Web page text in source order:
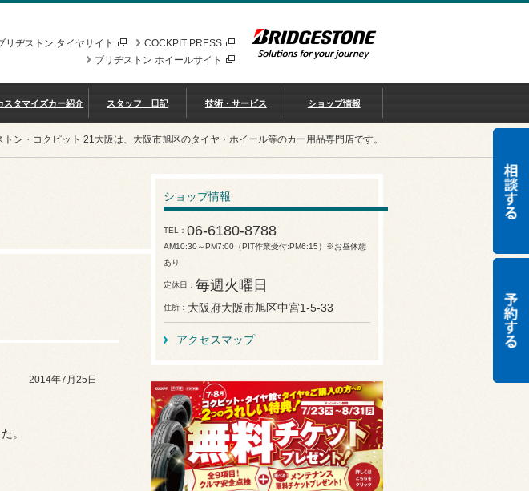
COCKPIT PRESS
リヂストン タイヤサイト
ブリヂストン ホイールサイト
スタマイズカー紹介 スタッフ 日記 技術・サービス ショップ情報
トン・コクピット 21大阪は、大阪市旭区のタイヤ・ホイール等のカー用品専門店です。
2014年7月25日
。
ショップ情報
TEL 06-6180-8788
AM10:30～PM7:00（PIT作業受付:PM6:15）※お昼休憩
あり
定休日 毎週火曜日
住所 大阪府大阪市旭区中宮1-5-33
アクセスマップ